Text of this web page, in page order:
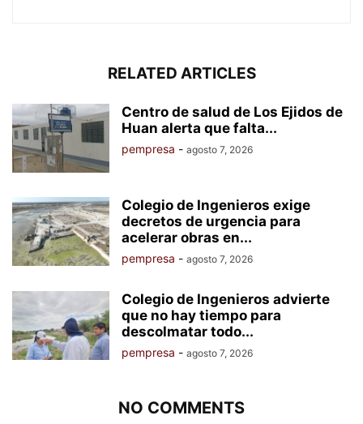
RELATED ARTICLES
Centro de salud de Los Ejidos de
Huan alerta que falta...
pempresa - agosto 7, 2026
Colegio de Ingenieros exige
decretos de urgencia para
acelerar obras en...
pempresa - agosto 7, 2026
Colegio de Ingenieros advierte
que no hay tiempo para
descolmatar todo...
pempresa - agosto 7, 2026
NO COMMENTS